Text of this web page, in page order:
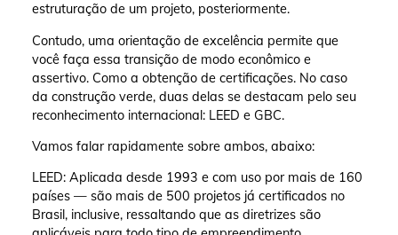
estruturação de um projeto, posteriormente.
Contudo, uma orientação de excelência permite que
você faça essa transição de modo econômico e
assertivo. Como a obtenção de certificações. No caso
da construção verde, duas delas se destacam pelo seu
reconhecimento internacional: LEED e GBC.
Vamos falar rapidamente sobre ambos, abaixo:
LEED: Aplicada desde 1993 e com uso por mais de 160
países — são mais de 500 projetos já certificados no
Brasil, inclusive, ressaltando que as diretrizes são